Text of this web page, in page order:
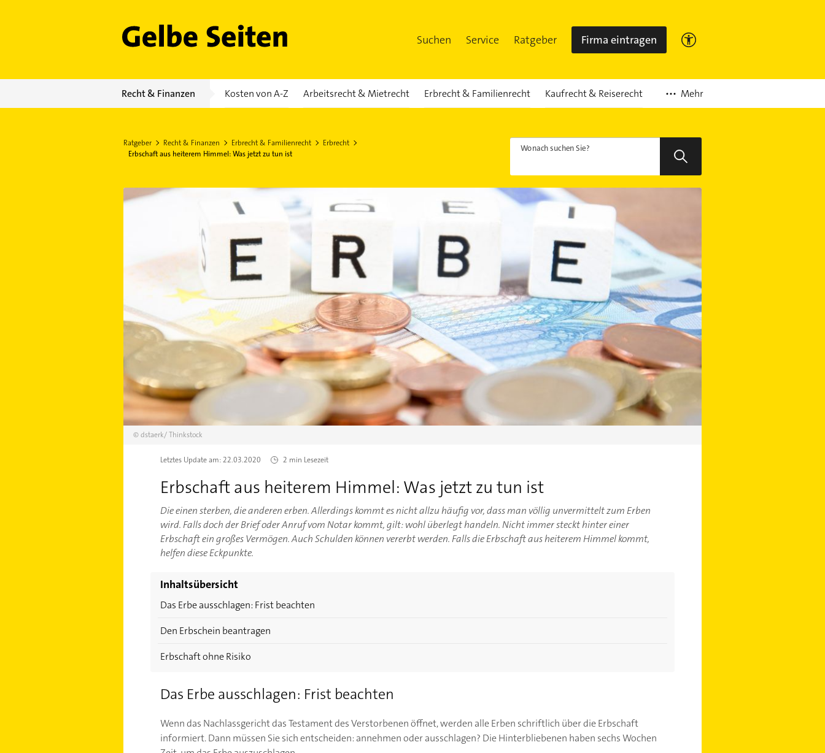
Gelbe Seiten Suchen Service Ratgeber Firma eintragen
Recht & Finanzen Kosten von A-Z Arbeitsrecht & Mietrecht Erbrecht & Familienrecht Kaufrecht & Reiserecht Mehr
Ratgeber Recht & Finanzen Erbrecht & Familienrecht
Erbrecht
Erbschaft aus heiterem Himmel: Was jetzt zu tun ist
Wonach suchen Sie?
©dstaerk/Thinkstock
Letztes Update am:22.03.2020 2 min Lesezeit
Erbschaft aus heiterem Himmel: Was jetzt zu tun ist
Die einen sterben, die anderen erben. Allerdings kommt es nicht allzu häufig vor, dass man völlig unvermittelt zum Erben
wird. Falls doch der Brief oder Anruf vom Notar kommt, gilt: wohl überlegt handeln. Nicht immer steckt hinter einer
Erbschaft ein großes Vermögen. Auch Schulden können vererbt werden. Falls die Erbschaft aus heiterem Himmel kommt,
helfen diese Eckpunkte.
Inhaltsübersicht
Das Erbe ausschlagen: Frist beachten
Den Erbschein beantragen
Erbschaft ohne Risiko
Das Erbe ausschlagen: Frist beachten
Wenn das Nachlassgericht das Testament des Verstorbenen öffnet, werden alle Erben schriftlich über die Erbschaft
informiert. Dann müssen Sie sich entscheiden: annehmen oder ausschlagen? Die Hinterbliebenen haben sechs Wochen